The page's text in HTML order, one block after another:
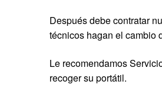
Después debe contratar
técnicos hagan el cambio
Le recomendamos
recoger su portátil.